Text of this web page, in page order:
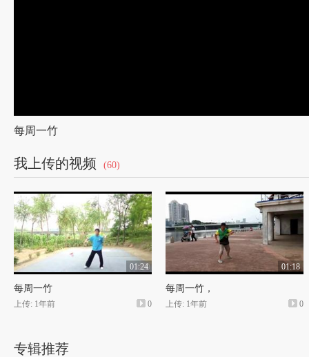
每周一竹
我上传的视频 (60)
01:24
每周一竹
上传: 1年前 0
01:18
每周一竹，
上传: 1年前 0
专辑推荐